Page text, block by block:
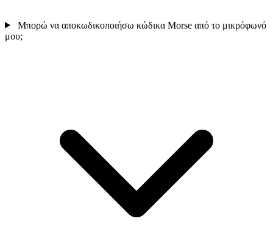
Μπορώ να αποκωδικοποιήσω κώδικα Morse από το μικρόφωνό
μου;